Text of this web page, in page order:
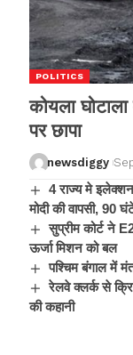
POLITICS
कोयला
पर छापा
newsdiggy
4 राज्य मे
मोदी की वापसी, 90
सुप्रीम कोर्ट ने
ऊर्जा मिशन को बल
पश्चिम बंगाल में
रेलवे क्लर्क से
की कहानी